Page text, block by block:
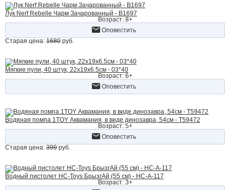
Лук Nerf Rebelle Чарм Зачарованный - B1697
Возраст: 8+
Оповестить
Старая цена: 1680 руб.
Мягкие пули, 40 штук, 22x19x6.5см - 03*40
Возраст: 6+
Оповестить
Водяная помпа 1TOY Аквамания, в виде динозавра, 54см - Т59472
Возраст: 5+
Оповестить
Старая цена: 399 руб.
Водный пистолет HC-Toys БрызгАй (55 см) - HC-A-117
Возраст: 3+